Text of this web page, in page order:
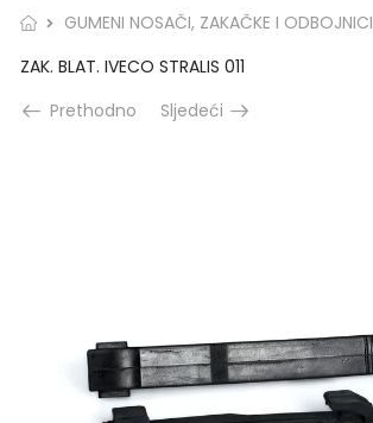
GUMENI NOSAČI, ZAKAČKE I ODBOJNICI
ZAK. BLAT. IVECO STRALIS 011
Prethodno
Sljedeći